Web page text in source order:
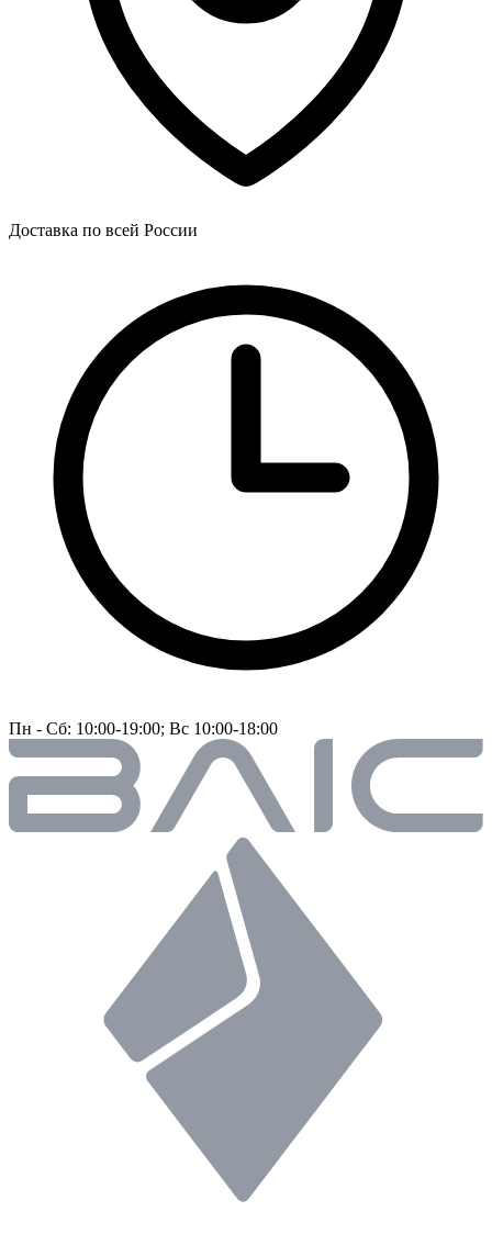
Доставка по всей России
Пн - Сб: 10:00-19:00; Вс 10:00-18:00